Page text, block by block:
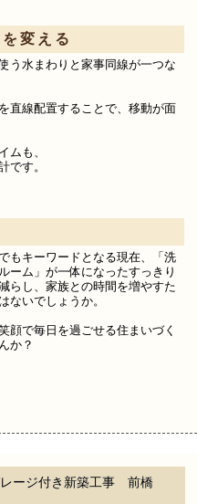
変える
う水まわりと家事同線が一つな
直線配置することで、移動が面
ムも、
です。
もキーワードとなる現在、「洗
ーム 」 が一体になったすっきり
らし、家族との時間を増やすた
ないでしょうか。
顔で毎日を過ごせる住まいづく
か？
レージ付き新築工事 前橋